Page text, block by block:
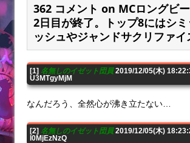
362 コメント on MCロングビ
2日目が終了。トップ8にはシ
ッシュやジャンドサクリファイ
[1] 名無しのイゼット団員2019/12/05(木)
U3MTgyMjM
なんだろう、全然心が沸き立たない…
[2] 名無しのイゼット団員2019/12/05(木)
I0MjEzNzQ